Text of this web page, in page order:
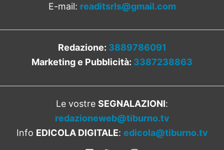
E-mail: readitsrls@gmail.com
Redazione: 3889786091
Marketing e Pubblicità: 3387238863
Le vostre SEGNALAZIONI:
redazioneweb@tiburno.tv
Info EDICOLA DIGITALE: edicola@tiburno.tv